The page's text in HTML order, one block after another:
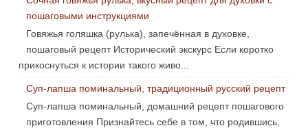
пошаговыми инструкциями
Говяжья голяшка (рулька), запечённая в духовке,
пошаговый рецепт Исторический экскурс Если коротко
прикоснуться к истории такого живо...
Суп-лапша поминальный, традиционный русский рецепт
Суп-лапша поминальный, домашний рецепт пошагового
приготовления Признайтесь себе в том, что родившись,